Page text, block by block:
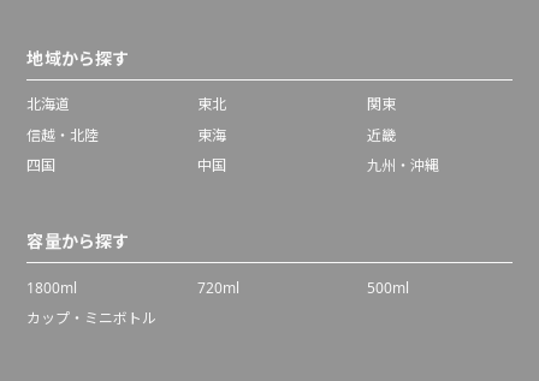
地域から探す
北海道 東北
関東
信越・北陸
東海
近畿
四国
中国 九州・沖縄
容量から探す
1800ml 720ml
500ml
カップ・ミニボトル